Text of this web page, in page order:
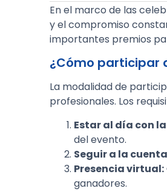
En el marco de las
y el compromiso
importantes premios
¿Cómo participar
La modalidad de
profesionales. Los
Estar al día con
del evento.
Seguir a la
Presencia virtual:
ganadores.